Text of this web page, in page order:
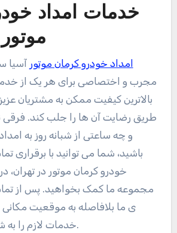
خدمات امداد
امداد خودرو کرمان موتور آسیا
مجرب و اختصاصی برای هر یک از
بالاترین کیفیت ممکن به مشتریان
طریق رضایت آن ها را جلب کند. فرقی
و چه ساعتی از شبانه روز به
باشید، شما می توانید با برقراری
خودرو کرمان موتور در تهران،
مجموعه ما کمک بخواهید. پس از
ی ما بلافاصله به موقعیت
خدمات لازم را به شما ارائه می دهند.